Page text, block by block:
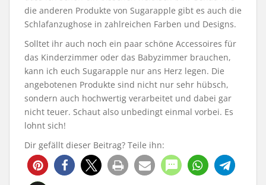
die anderen Produkte von Sugarapple gibt es auch die
Schlafanzughose in zahlreichen Farben und Designs.
Solltet ihr auch noch ein paar schöne Accessoires für
das Kinderzimmer oder das Babyzimmer brauchen,
kann ich euch Sugarapple nur ans Herz legen. Die
angebotenen Produkte sind nicht nur sehr hübsch,
sondern auch hochwertig verarbeitet und dabei gar
nicht teuer. Schaut also unbedingt einmal vorbei. Es
lohnt sich!
Dir gefällt dieser Beitrag? Teile ihn: